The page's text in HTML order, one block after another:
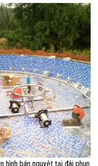
hình bán nguyệt tại đài phun